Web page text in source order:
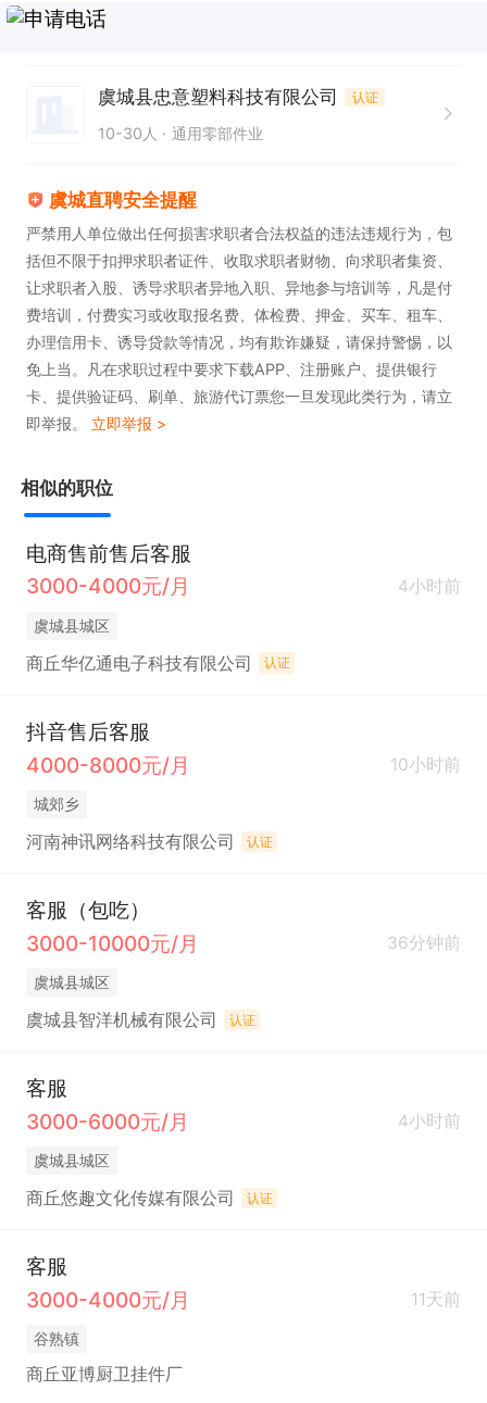
虞城县忠意塑料科技有限公司 认证
10-30人 通用零部件业
虞城直聘安全提醒
严禁用人单位做出任何损害求职者合法权益的违法违规行为，包
括但不限于扣押求职者证件、收取求职者财物、向求职者集资、
让求职者入股、诱导求职者异地入职、异地参与培训等，凡是付
费培训，付费实习或收取报名费、体检费、押金、买车、租车、
办理信用卡、诱导贷款等情况，均有欺诈嫌疑，请保持警惕，以
免上当。凡在求职过程中要求下载APP、注册账户、提供银行
卡、提供验证码、刷单、旅游代订票您一旦发现此类行为，请立
即举报。 立即举报 >
相似的职位
电商售前售后客服
3000-4000元/月
4小时前
虞城县城区
商丘华亿通电子科技有限公司 认证
抖音售后客服
4000-8000元/月
10小时前
城郊乡
河南神讯网络科技有限公司 认证
客服（包吃）
3000-10000元/月
36分钟前
虞城县城区
虞城县智洋机械有限公司 认证
客服
3000-6000元/月
4小时前
虞城县城区
商丘悠趣文化传媒有限公司 认证
客服
3000-4000元/月
11天前
谷熟镇
商丘亚博厨卫挂件厂